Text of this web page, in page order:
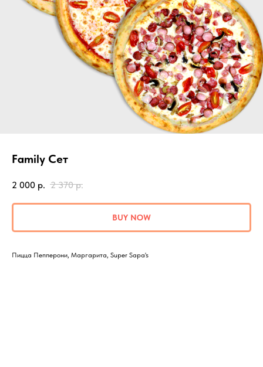
Family Сет
2 000 р. 2 370 р.
BUY NOW
Пицца Пепперони, Маргарита, Super Sapa's